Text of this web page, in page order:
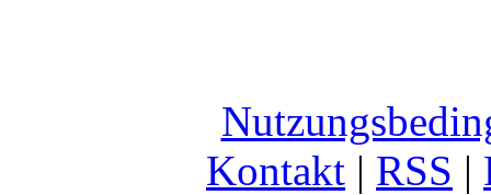
Kontakt | RSS |